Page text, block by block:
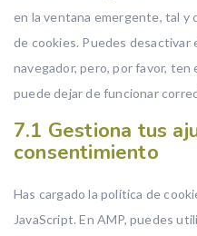
en la ventana emergente, tal y
de cookies. Puedes desactivar
navegador, pero, por favor,
puede dejar de funcionar
7.1 Gestiona tus
consentimiento
Has cargado la política de
JavaScript. En AMP, puedes